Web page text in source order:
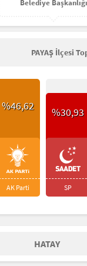
Belediye Başkanlığı
PAYAŞ İlçesi
%46,62
AK Parti
%30,93
SP
HATAY